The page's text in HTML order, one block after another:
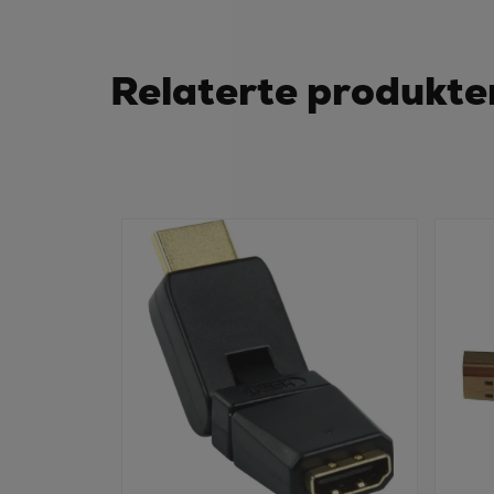
Relaterte